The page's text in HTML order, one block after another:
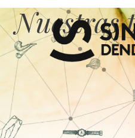
Nuestras